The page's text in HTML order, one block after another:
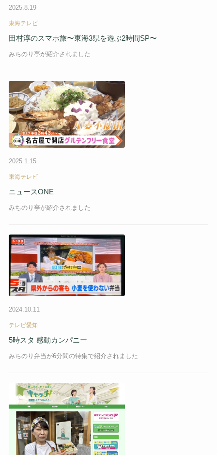
2025.8.19
東海テレビ
田村淳のスマホ旅〜東海3県を遊ぶ2時間SP〜
みちのり亭が紹介されました
2025.1.15
東海テレビ
ニュースONE
みちのり亭が紹介されました
2024.10.11
テレビ愛知
5時スタ 感動カンパニー
みちのり弁当が6分間の特集で紹介されました